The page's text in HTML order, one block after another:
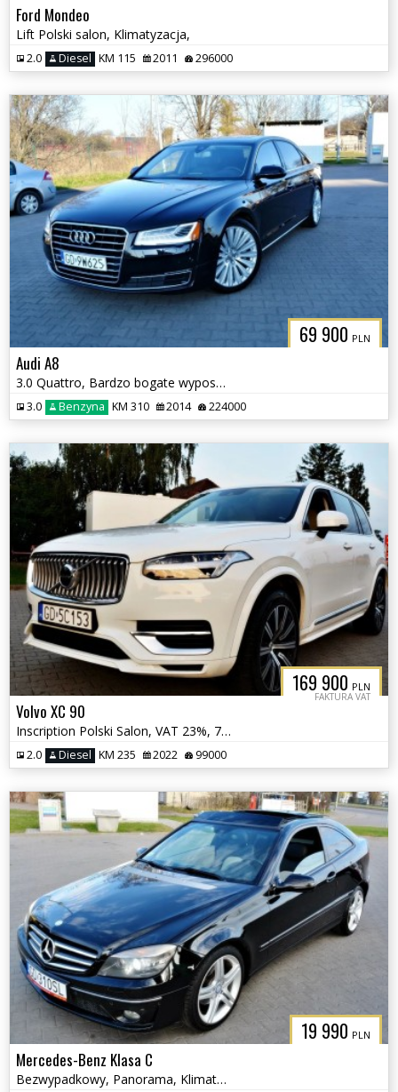
Ford Mondeo
Lift Polski salon, Klimatyzacja,
2.0 Diesel KM 115 2011 296000
69 900 PLN
Audi A8
3.0 Quattro, Bardzo bogate wyposażenie
3.0 Benzyna KM 310 2014 224000
169 900 PLN
FAKTURA VAT
Volvo XC 90
Inscription Polski Salon, VAT 23%, 7osobowy
2.0 Diesel KM 235 2022 99000
19 990 PLN
Mercedes-Benz Klasa C
Bezwypadkowy, Panorama, Klimatyzacja